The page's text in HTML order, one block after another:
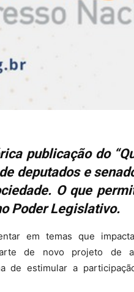
publicação do
deputados e
O que
Poder Legislativo.
em temas que
de novo projeto de
de estimular a